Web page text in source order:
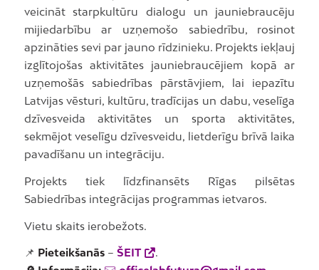
veicināt starpkultūru dialogu un jauniebraucēju
mijiedarbību ar uzņemošo sabiedrību, rosinot
apzināties sevi par jauno rīdzinieku. Projekts iekļauj
izglītojošas aktivitātes jauniebraucējiem kopā ar
uzņemošās sabiedrības pārstāvjiem, lai iepazītu
Latvijas vēsturi, kultūru, tradīcijas un dabu, veselīga
dzīvesveida aktivitātes un sporta aktivitātes,
sekmējot veselīgu dzīvesveidu, lietderīgu brīvā laika
pavadīšanu un integrāciju.
Projekts tiek līdzfinansēts Rīgas pilsētas
Sabiedrības integrācijas programmas ietvaros.
Vietu skaits ierobežots.
📌 Pieteikšanās– ŠEIT
.